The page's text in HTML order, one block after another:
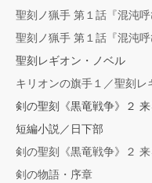
聖刻ノ猟手 第１話『混沌
聖刻ノ猟手 第１話『混沌
聖刻レギオン・ノベル
キリオンの旗手１／聖刻レ
剣の聖刻《黒竜戦争》２
短編小説／日下部
剣の聖刻《黒竜戦争》２
剣の物語・序章